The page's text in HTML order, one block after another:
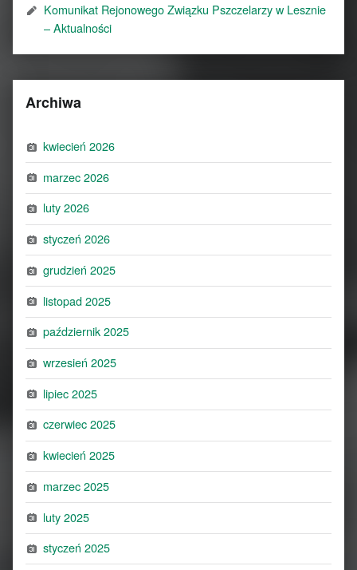
Komunikat Rejonowego Związku Pszczelarzy w Lesznie
– Aktualności
Archiwa
kwiecień 2026
marzec 2026
luty 2026
styczeń 2026
grudzień 2025
listopad 2025
październik 2025
wrzesień 2025
lipiec 2025
czerwiec 2025
kwiecień 2025
marzec 2025
luty 2025
styczeń 2025